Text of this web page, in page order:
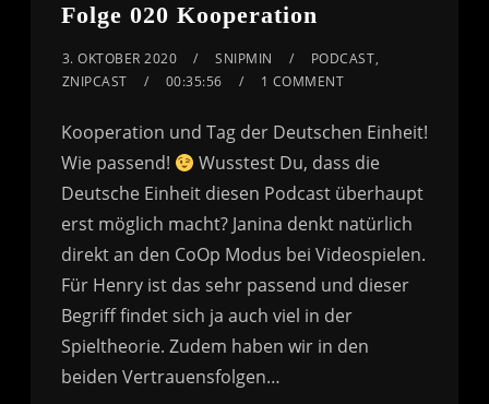
Folge 020 Kooperation
3. OKTOBER 2020 SNIPMIN PODCAST,
ZNIPCAST
00:35:56 1 COMMENT
Kooperation und Tag der Deutschen Einheit!
Wie passend!
Wusstest Du, dass die
Deutsche Einheit diesen Podcast überhaupt
erst möglich macht? Janina denkt natürlich
direkt an den CoOp Modus bei Videospielen.
Für Henry ist das sehr passend und dieser
Begriff findet sich ja auch viel in der
Spieltheorie. Zudem haben wir in den
beiden Vertrauensfolgen…